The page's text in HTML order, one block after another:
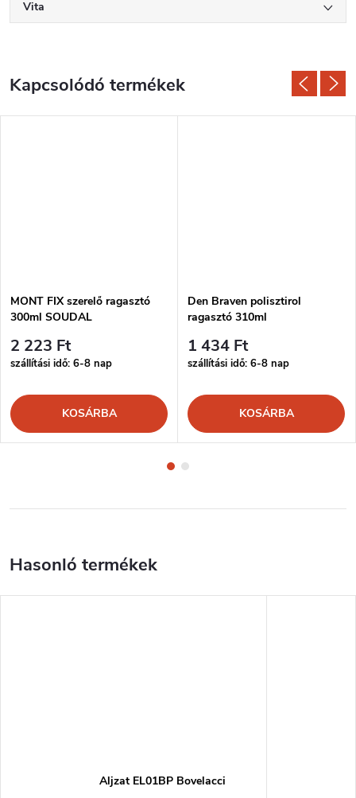
Vita
Kapcsolódó termékek
MONT FIX szerelő ragasztó
300ml SOUDAL
2 223 Ft
szállítási idő: 6-8 nap
KOSÁRBA
Den Braven polisztirol
ragasztó 310ml
1 434 Ft
szállítási idő: 6-8 nap
KOSÁRBA
Aljzat EL01BP Bovelacci